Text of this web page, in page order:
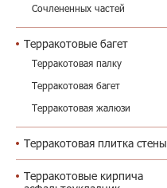
Сочлененных частей
Терракотовые багет
Терракотовая палку
Терракотовая багет
Терракотовая жалюзи
Терракотовая плитка стены
Терракотовые кирпича